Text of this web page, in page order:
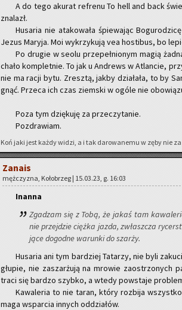
A do tego aku­rat re­fre­nu To hell and back
zna­lazł.
Hu­sa­ria nie ata­ko­wa­ła śpie­wa­jąc
Jezus Ma­ry­ja. Moi wy­krzy­ku­ją vea ho­sti­bus, bo
Po dru­gie w seolu prze­peł­nio­nym magią
cha­ło kom­plet­nie. To jak u An­drews w Atlan­cie,
nie ma racji bytu. Zresz­tą, jakby dzia­ła­ła, to by
gnąć. Prze­ca ich czas ziem­ski w ogóle nie
Poza tym dzię­ku­ję za prze­czy­ta­nie.
Po­zdra­wiam.
Koń jaki jest każdy widzi, a i tak da­ro­wa­ne­mu w zęby nie
Za­na­is
męż­czy­zna, Ko­ło­brzeg | 15.03.23, g. 16:03
In­an­na
Zga­dzam się z Tobą, że jakaś tam
nie przej­dzie cięż­ka jazda, zwłasz­cza
ją­ce do­god­ne wa­run­ki do szar­ży.
Hu­sa­ria ani tym bar­dziej Ta­ta­rzy, nie byli
głu­pie, nie za­szar­żu­ją na mro­wie za­ostrzo­nych
traci się bar­dzo szyb­ko, a wtedy po­wsta­je
Ka­wa­le­ria to nie taran, który roz­bi­ja
ma­ga wspar­cia in­nych od­dzia­łów.